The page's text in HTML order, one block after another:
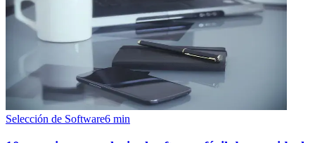
Selección de Software6 min